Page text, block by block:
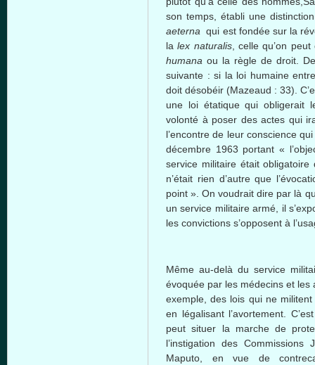
son temps, établi une
aeterna qui est fondée sur la
lalex naturalis, celle qu’on
humana ou la règle de droit.
suivante : si la loi humaine
doit désobéir (Mazeaud : 33).
une loi étatique qui obligerait
volonté à poser des actes qui
l’encontre de leur conscience
décembre 1963 portant «
service militaire était obligatoire
n’était rien d’autre que
point ». On voudrait dire par là
un service militaire armé, il
les convictions s’opposent à
Même au-delà du service
évoquée par les médecins et
exemple, des lois qui ne
en légalisant l’avortement.
peut situer la marche de
l’instigation des
Maputo, en vue de